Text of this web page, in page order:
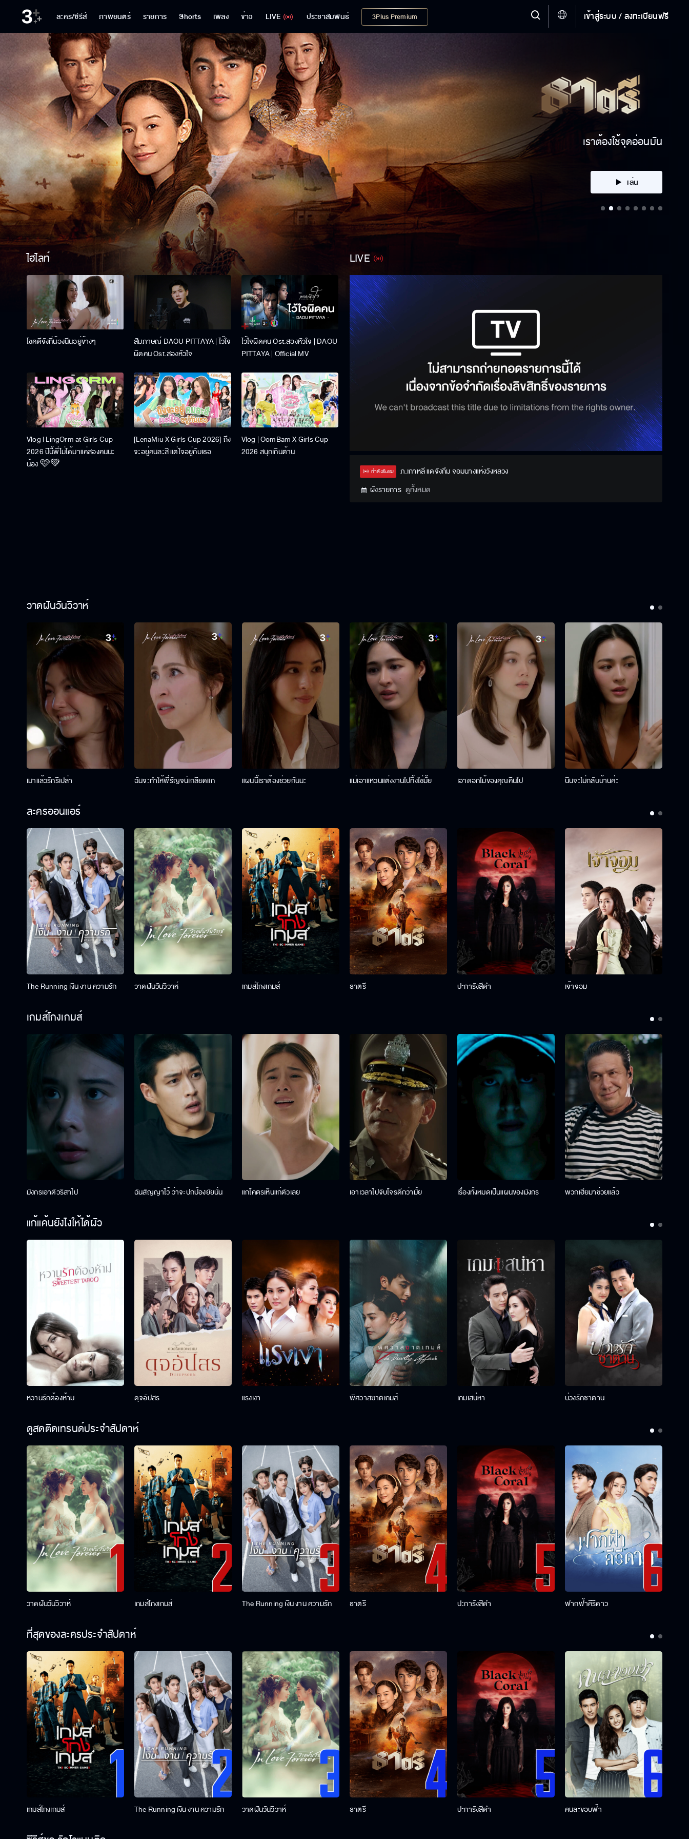
ละคร/ซีรีส์ ภาพยนตร์ รายการ Shorts เพลง ข่าว LIVE ประชาสัมพันธ์ 3Plus Premium เข้าสู่ระบบ / ลงทะเบียนฟรี
ได้ตัวมาหรือเปล่า
ไฮไลท์
โชคดีจังที่น้องนีนอยู่ข้างๆ
สัมภาษณ์ DAOU PITTAYA | ไว้ใจ
ผิดคน Ost.สองหัวใจ
ไว้ใจผิดคน Ost.สองหัวใจ | DAOU
PITTAYA | Official MV
Vlog l LingOrm at Girls Cup
2026 ปีนี้พี่ไม่ได้มาแค่สองคนนะ
น้อง 🩷💚
[LenaMiu X Girls Cup 2026] ถึง
จะอยู่คนละสี แต่ใจอยู่กับเธอ
Vlog | OomBam X Girls Cup
2026 สนุกเกินต้าน
LIVE
กำลังรับชม
ภ.เกาหลี แดจังกึม จอมนางแห่งวังหลวง
ผังรายการ ดูทั้งหมด
วาดฝันวันวิวาห์
เมาแล้วรักรึเปล่า ฉันจะทำให้พี่รัญจน์เกลียดแก แผนนี้เราต้องช่วยกันนะ แม่เอาแหวนแต่งงานไปทิ้งใช่มั้ย เอาดอกไม้ของคุณคืนไป นีนจะไม่กลับบ้านค่ะ
ละครออนแอร์
The Running เงิน งาน ความรัก วาดฝันวันวิวาห์ เกมส์โกงเกมส์ ธาตรี ปะการังสีดำ เจ้าจอม
เกมส์โกงเกมส์
มังกรเอาตัวริสาไป ฉันสัญญาไว้ ว่าจะปกป้องยัยนั่น แกโคตรเห็นแก่ตัวเลย เอาเวลาไปจับโจรดีกว่ามั้ย เรื่องทั้งหมดเป็นแผนของมังกร พวกเฮียมาช่วยแล้ว
แก้แค้นยังไงให้ได้ผัว
หวานรักต้องห้าม ดุจอัปสร แรงเงา พิศวาสฆาตเกมส์ เกมเสน่หา บ่วงรักซาตาน
ดูสดติดเทรนด์ประจำสัปดาห์
วาดฝันวันวิวาห์ เกมส์โกงเกมส์ The Running เงิน งาน ความรัก ธาตรี ปะการังสีดำ ฟากฟ้าคีรีดาว
ที่สุดของละครประจำสัปดาห์
เกมส์โกงเกมส์ The Running เงิน งาน ความรัก วาดฝันวันวิวาห์ ธาตรี ปะการังสีดำ คนละขอบฟ้า